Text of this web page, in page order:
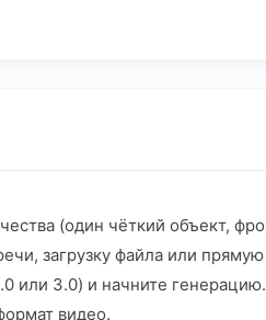
(один чёткий объект,
загрузку файла или
или 3.0) и начните
видео.